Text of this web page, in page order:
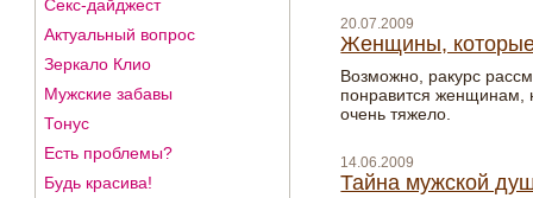
Секс-дайджест
Актуальный вопрос
Зеркало Клио
Мужские забавы
Тонус
Есть проблемы?
Будь красива!
20.07.2009
Женщины, которые
Возможно, ракурс
понравится женщинам,
очень тяжело.
14.06.2009
Тайна мужской